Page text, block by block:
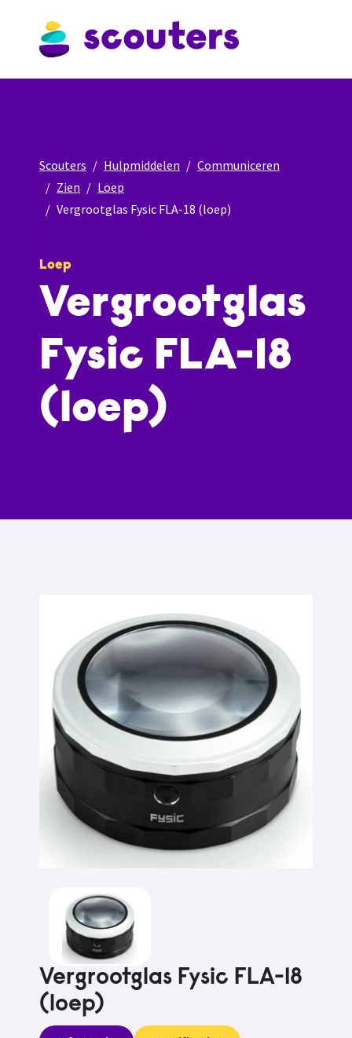
Scouters Hulpmiddelen
Communiceren
Zien
Loep
Vergrootglas Fysic FLA-18 (loep)
Loep
Vergrootglas
Fysic FLA-18
(loep)
Vergrootglas Fysic FLA-18
(loep)